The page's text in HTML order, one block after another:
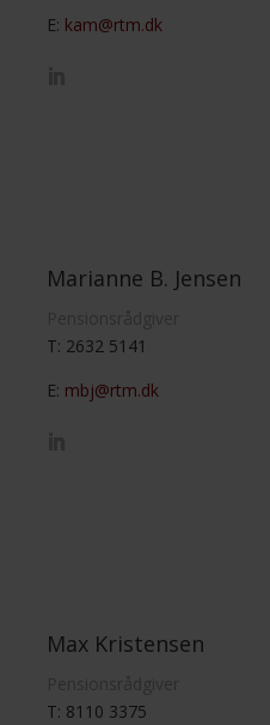
E: kam@rtm.dk
Marianne B. Jensen
T: 2632 5141
E: mbj@rtm.dk
Max Kristensen
T: 8110 3375